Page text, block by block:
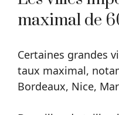
maximal de
Certaines grandes
taux maximal,
Bordeaux, Nice,